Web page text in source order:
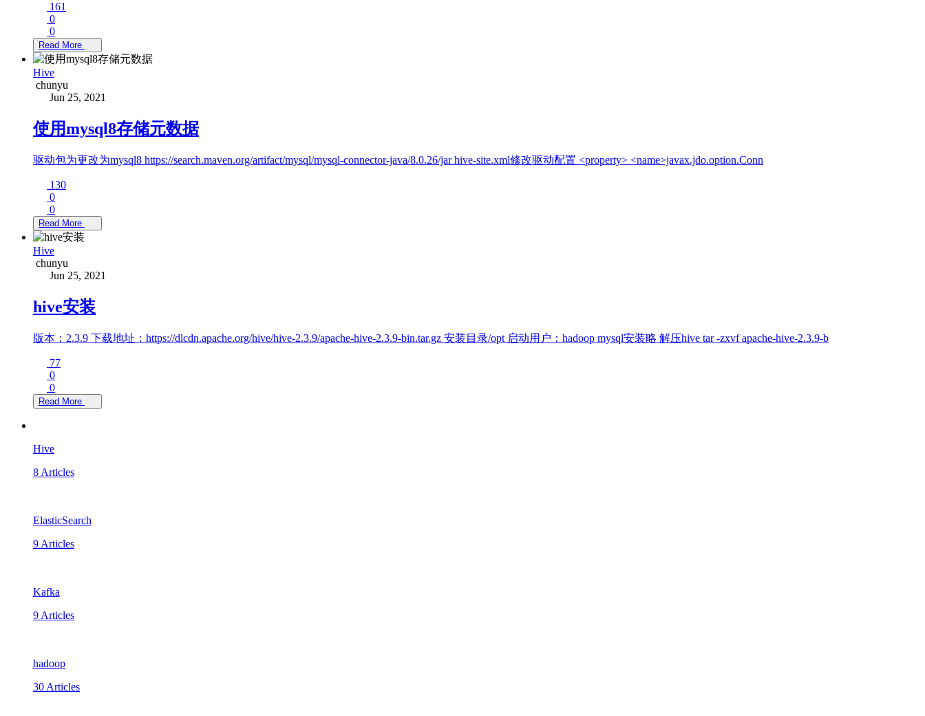
161
0
0
Read More
Hive
chunyu
Jun 25, 2021
使用mysql8存储元数据
驱动包为更改为mysql8 https://search.maven.org/artifact/mysql/mysql-connector-java/8.0.26/jar hive-site.xml修改驱动配置 <property> <name>javax.jdo.option.Conn
130
0
0
Read More
Hive
chunyu
Jun 25, 2021
hive安装
版本：2.3.9 下载地址：https://dlcdn.apache.org/hive/hive-2.3.9/apache-hive-2.3.9-bin.tar.gz 安装目录/opt 启动用户：hadoop mysql安装略 解压hive tar -zxvf apache-hive-2.3.9-b
77
0
0
Read More
Hive
8 Articles
ElasticSearch
9 Articles
Kafka
9 Articles
hadoop
30 Articles